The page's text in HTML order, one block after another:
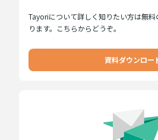
Tayoriについて詳しく知りたい方は無
ります。こちらからどうぞ。
資料ダウンロー